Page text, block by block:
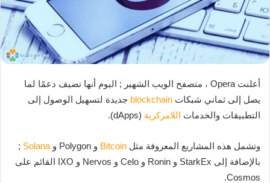
أعلنت Opera ، متصفح الويب الشهير ; اليوم أنها تضيف دعمًا لما
يصل إلى ثماني شبكات blockchain جديدة لتسهيل الوصول إلى
التطبيقات والخدمات اللامركزية (dApps).
وتشمل هذه المشاريع المعروفة مثل Bitcoin و Polygon و Solana
;
بالإضافة إلى StarkEx و Ronin و Celo و Nervos و IXO القائم على
Cosmos.